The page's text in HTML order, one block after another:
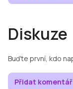
Diskuze
Buďte první, kdo
Přidat komentář